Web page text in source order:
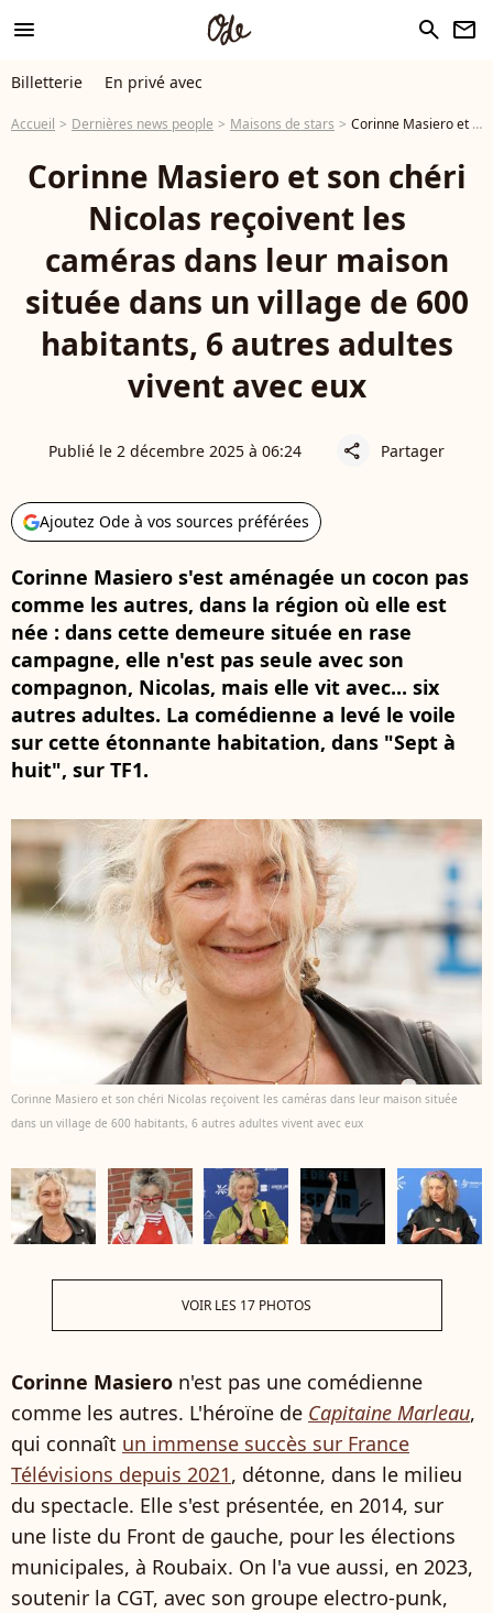
menu search newsletter
Billetterie En privé avec
Accueil Dernières news people Maisons de stars Corinne Masiero et son chéri Nicolas reçoivent les caméras dans leur maison située dans un village de 600 habitants, 6 autres adultes vivent avec eux
Corinne Masiero et son chéri
Nicolas reçoivent les
caméras dans leur maison
située dans un village de 600
habitants, 6 autres adultes
vivent avec eux
Publié le 2 décembre 2025 à 06:24 share Partager
Ajoutez Ode à vos sources préférées
Corinne Masiero s'est aménagée un cocon pas
comme les autres, dans la région où elle est
née : dans cette demeure située en rase
campagne, elle n'est pas seule avec son
compagnon, Nicolas, mais elle vit avec... six
autres adultes. La comédienne a levé le voile
sur cette étonnante habitation, dans "Sept à
huit", sur TF1.
Corinne Masiero et son chéri Nicolas reçoivent les caméras dans leur maison située
dans un village de 600 habitants, 6 autres adultes vivent avec eux
VOIR LES 17 PHOTOS
Corinne Masiero n'est pas une comédienne
comme les autres. L'héroïne de Capitaine Marleau,
qui connaît un immense succès sur France
Télévisions depuis 2021, détonne, dans le milieu
du spectacle. Elle s'est présentée, en 2014, sur
une liste du Front de gauche, pour les élections
municipales, à Roubaix. On l'a vue aussi, en 2023,
soutenir la CGT, avec son groupe electro-punk,